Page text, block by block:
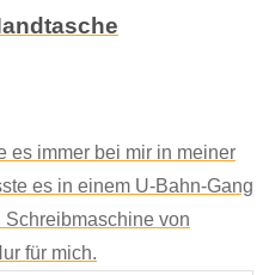
es immer bei mir in meiner
es in einem U-Bahn-Gang
von
für mich.